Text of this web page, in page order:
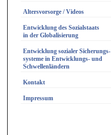
Altersvorsorge / Videos
Entwicklung des Sozialstaats
in der Globalisierung
Entwicklung sozialer Sicherungs-
systeme in Entwicklungs- und
Schwellenländern
Kontakt
Impressum